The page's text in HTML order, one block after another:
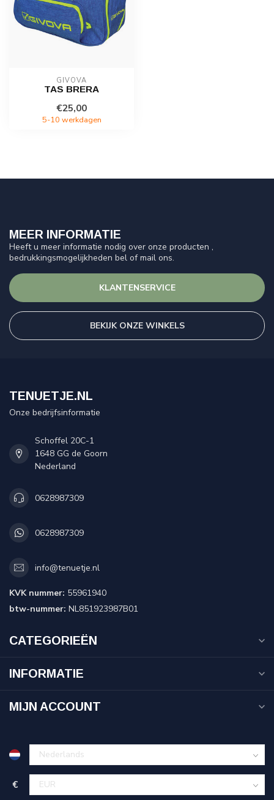
GIVOVA
TAS BRERA
€25,00
5-10 werkdagen
MEER INFORMATIE
Heeft u meer informatie nodig over onze producten ,
bedrukkingsmogelijkheden bel of mail ons.
KLANTENSERVICE
BEKIJK ONZE WINKELS
TENUETJE.NL
Onze bedrijfsinformatie
Schoffel 20C-1
1648 GG de Goorn
Nederland
0628987309
0628987309
info@tenuetje.nl
KVK nummer: 55961940
btw-nummer: NL851923987B01
CATEGORIEËN
INFORMATIE
MIJN ACCOUNT
€